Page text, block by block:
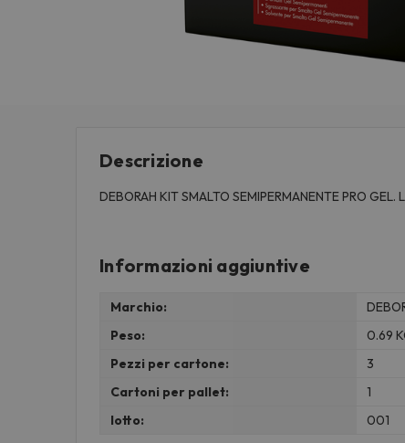
Descrizione
DEBORAH KIT SMALTO SEMIPERMANENTE PRO
Informazioni aggiuntive
Marchio:
Peso:
0.69
Pezzi per cartone:
3
Cartoni per pallet:
1
lotto:
001